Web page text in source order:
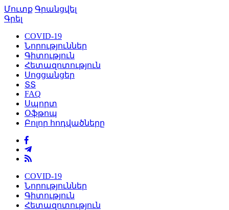
Մուտք Գրանցվել
Գրել
COVID-19
Նորություններ
Գիտություն
Հետազոտություն
Սոցցանցեր
ՏՏ
FAQ
Սպորտ
Օֆթոպ
Բոլոր հոդվածները
COVID-19
Նորություններ
Գիտություն
Հետազոտություն